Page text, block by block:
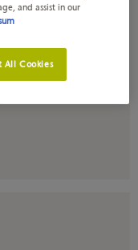
and assist in our
All Cookies